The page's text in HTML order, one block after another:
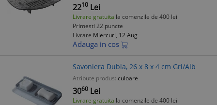
2210 Lei
Livrare gratuita la comenzile de 400 lei
Primesti 22 puncte
Livrare Miercuri, 12 Aug
Adauga in cos
Savoniera Dubla, 26 x 8 x 4 cm Gri/Alb
Atribute produs: culoare
3060 Lei
Livrare gratuita la comenzile de 400 lei